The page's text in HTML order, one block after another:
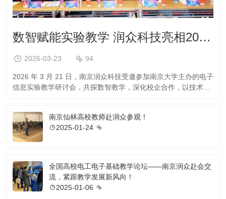
数智赋能实验教学 润众科技亮相2026电子信息实验教学研讨会
2026-03-23 94
2026 年 3 月 21 日，南京润众科技受邀参加南京大学主办的电子
信息实验教学研讨会，共探数智教学，深化校企合作，以技术创
南京仙林高校教师赴润众参观！
2025-01-24
全国高校电工电子基础教学论坛——南京润众赴会交
流，紧跟教学发展新风向！
2025-01-06